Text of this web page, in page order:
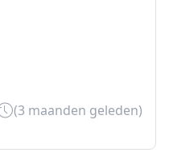
(3 maanden geleden)